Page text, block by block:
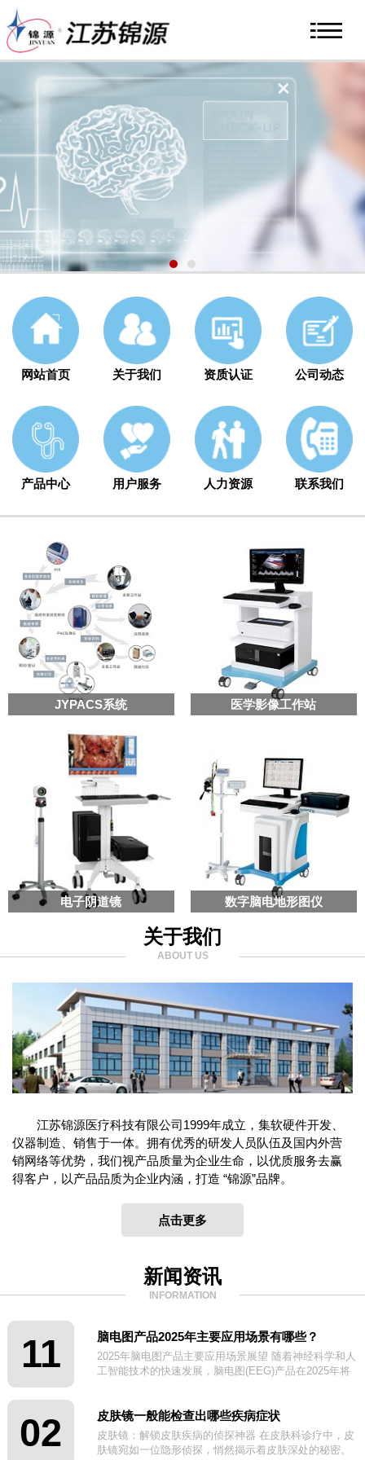
网站首页 关于我们 资质认证 公司动态
产品中心 用户服务 人力资源 联系我们
JYPACS系统 医学影像工作站
电子阴道镜 数字脑电地形图仪
关于我们
ABOUT US
江苏锦源医疗科技有限公司1999年成立，集软硬件开发、
仪器制造、销售于一体。拥有优秀的研发人员队伍及国内外营
销网络等优势，我们视产品质量为企业生命，以优质服务去赢
得客户，以产品品质为企业内涵，打造 “锦源”品牌。
点击更多
新闻资讯
INFORMATION
11 脑电图产品2025年主要应用场景有哪些？
2025年脑电图产品主要应用场景展望 随着神经科学和人
工智能技术的快速发展，脑电图(EEG)产品在2025年将
02 皮肤镜一般能检查出哪些疾病症状
皮肤镜：解锁皮肤疾病的侦探神器 在皮肤科诊疗中，皮
肤镜宛如一位隐形侦探，悄然揭示着皮肤深处的秘密。